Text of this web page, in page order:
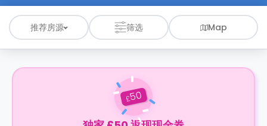
推荐房源 筛选 Map
£50